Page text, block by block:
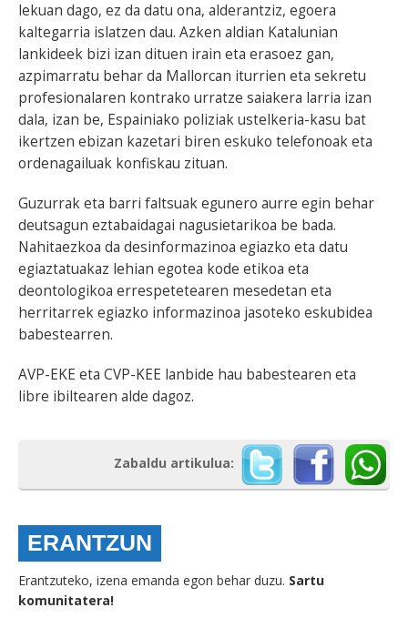
lekuan dago, ez da datu ona, alderantziz, egoera
kaltegarria islatzen dau. Azken aldian Katalunian
lankideek bizi izan dituen irain eta erasoez gan,
azpimarratu behar da Mallorcan iturrien eta sekretu
profesionalaren kontrako urratze saiakera larria izan
dala, izan be, Espainiako poliziak ustelkeria-kasu bat
ikertzen ebizan kazetari biren eskuko telefonoak eta
ordenagailuak konfiskau zituan.
Guzurrak eta barri faltsuak egunero aurre egin behar
deutsagun eztabaidagai nagusietarikoa be bada.
Nahitaezkoa da desinformazinoa egiazko eta datu
egiaztatuakaz lehian egotea kode etikoa eta
deontologikoa errespetetearen mesedetan eta
herritarrek egiazko informazinoa jasoteko eskubidea
babestearren.
AVP-EKE eta CVP-KEE lanbide hau babestearen eta
libre ibiltearen alde dagoz.
Zabaldu artikulua:
ERANTZUN
Erantzuteko, izena emanda egon behar duzu. Sartu
komunitatera!